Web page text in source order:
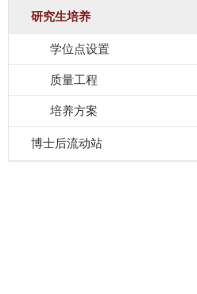
研究生培养
学位点设置
质量工程
培养方案
博士后流动站